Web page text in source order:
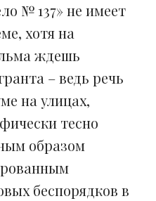
№ 137» не имеет
хотя на
ждешь
– ведь речь
на улицах,
тесно
образом
беспорядков в